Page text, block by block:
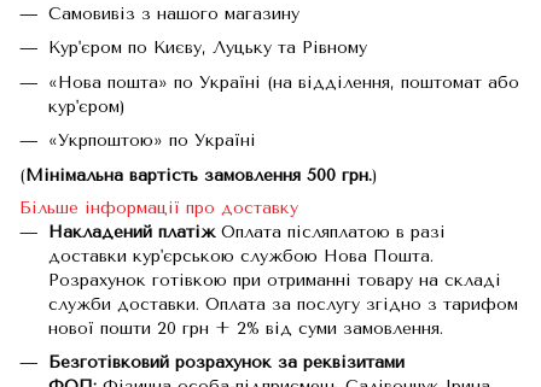
Самовивіз з нашого магазину
Кур'єром по Києву, Луцьку та Рівному
«Нова пошта» по Україні (на відділення, поштомат або
кур'єром)
«Укрпоштою» по Україні
(Мінімальна вартість замовлення 500 грн.)
Більше інформації про доставку
Накладений платіжОплата післяплатою в разі
доставки кур'єрською службою Нова Пошта.
Розрахунок готівкою при отриманні товару на складі
служби доставки. Оплата за послугу згідно з тарифом
нової пошти 20 грн + 2% від суми замовлення.
Безготівковий розрахунок за реквізитами